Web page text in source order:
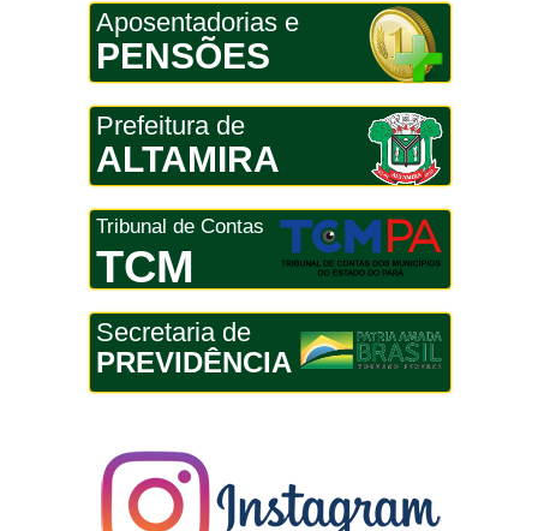
Aposentadorias e
PENSÕES
Prefeitura de
ALTAMIRA
Tribunal de Contas
TCM
Secretaria de
PREVIDÊNCIA